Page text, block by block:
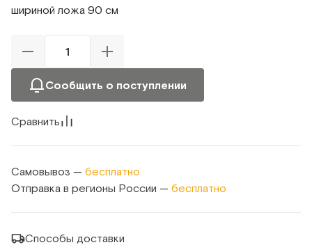
шириной ложа 90 см
Сообщить о поступлении
Сравнить
Самовывоз — бесплатно
Отправка в регионы России — бесплатно
Способы доставки